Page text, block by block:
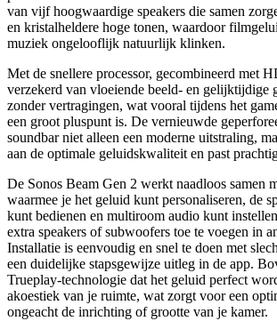
van vijf hoogwaardige speakers die samen
en kristalheldere hoge tonen, waardoor
muziek ongelooflijk natuurlijk klinken.
Met de snellere processor, gecombineerd met
verzekerd van vloeiende beeld- en gelijktijdige
zonder vertragingen, wat vooral tijdens het
een groot pluspunt is. De vernieuwde
soundbar niet alleen een moderne uitstraling,
aan de optimale geluidskwaliteit en past
De Sonos Beam Gen 2 werkt naadloos samen
waarmee je het geluid kunt personaliseren, de
kunt bedienen en multiroom audio kunt
extra speakers of subwoofers toe te voegen in
Installatie is eenvoudig en snel te doen met
een duidelijke stapsgewijze uitleg in de app.
Trueplay-technologie dat het geluid perfect
akoestiek van je ruimte, wat zorgt voor een
ongeacht de inrichting of grootte van je kamer.